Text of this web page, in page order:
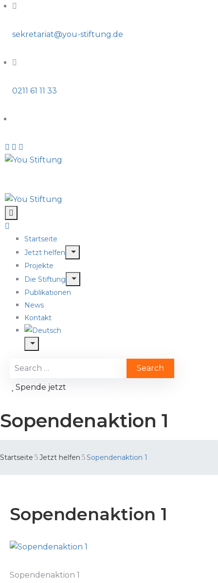
sekretariat@you-stiftung.de
0211 61 11 33
Startseite
Jetzt helfen
Projekte
Die Stiftung
Publikationen
News
Kontakt
Spende jetzt
Sopendenaktion 1
Startseite Jetzt helfen Sopendenaktion 1
Sopendenaktion 1
Sopendenaktion 1